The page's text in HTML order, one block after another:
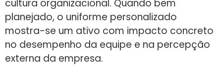
cultura organizacional. Quando bem
planejado, o uniforme personalizado
mostra-se um ativo com impacto concreto
no desempenho da equipe e na percepção
externa da empresa.